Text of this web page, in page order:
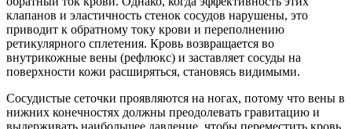
клапанов и эластичность стенок сосудов нарушены, это
приводит к обратному току крови и переполнению
ретикулярного сплетения. Кровь возвращается во
внутрикожные вены (рефлюкс) и заставляет сосуды на
поверхности кожи расширяться, становясь видимыми.
Сосудистые сеточки проявляются на ногах, потому что вены в
нижних конечностях должны преодолевать гравитацию и
выдерживать наибольшее давление, чтобы переместить кровь